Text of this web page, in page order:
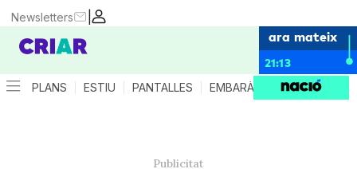
|
Newsletters
ara mateix
21:13
PLANS ESTIU PANTALLES EMBARÀS CRIANÇA